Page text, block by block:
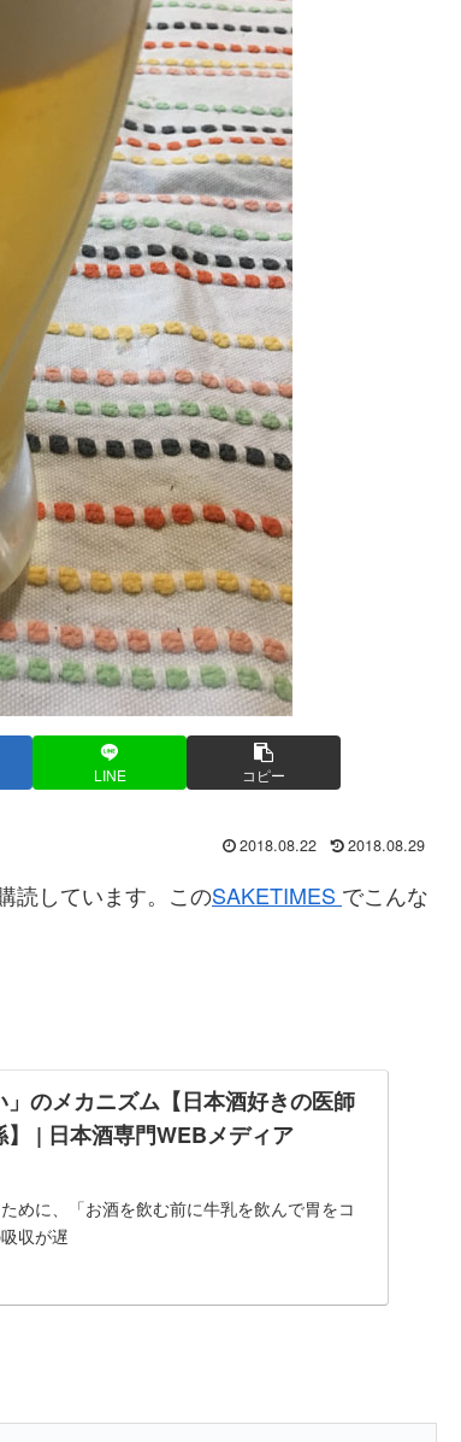
LINE コピー
2018.08.22 2018.08.29
読しています。このSAKETIMES でこんな
」のメカニズム【日本酒好きの医師
| 日本酒専門WEBメディア
めに、「お酒を飲む前に牛乳を飲んで胃をコ
収が遅